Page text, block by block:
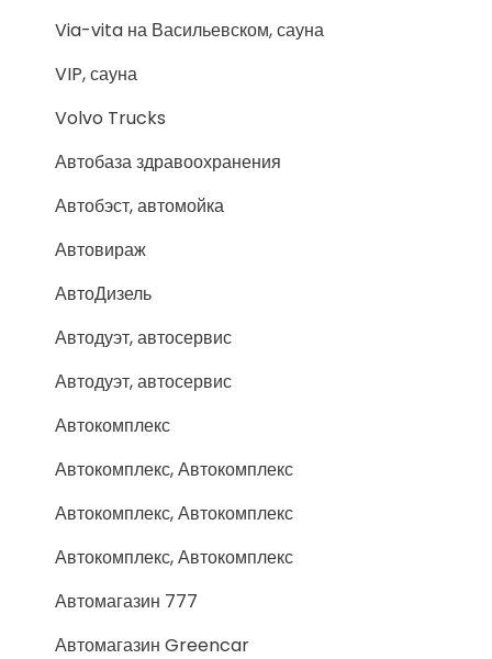
Via-vita на Васильевском, сауна
VIP, сауна
Volvo Trucks
Автобаза здравоохранения
Автобэст, автомойка
Автовираж
АвтоДизель
Автодуэт, автосервис
Автодуэт, автосервис
Автокомплекс
Автокомплекс, Автокомплекс
Автокомплекс, Автокомплекс
Автокомплекс, Автокомплекс
Автомагазин 777
Автомагазин Greencar